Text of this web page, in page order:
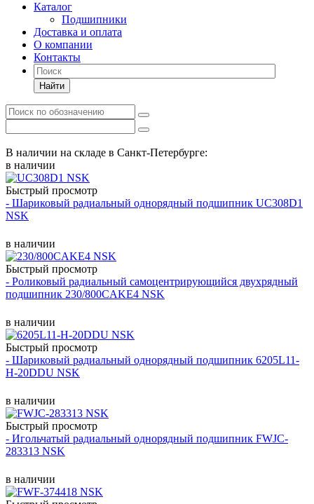
Каталог
Подшипники
Доставка и оплата
О компании
Контакты
Найти
В наличии на складе в Санкт-Петербурге:
в наличии
Быстрый просмотр
- Шариковый радиальный однорядный подшипник UC308D1
NSK
в наличии
Быстрый просмотр
- Роликовый радиальный самоцентрирующийся двухрядный
подшипник 230/800CAKE4 NSK
в наличии
Быстрый просмотр
- Шариковый радиальный однорядный подшипник 6205L11-
H-20DDU NSK
в наличии
Быстрый просмотр
- Игольчатый радиальный однорядный подшипник FWJC-
283313 NSK
в наличии